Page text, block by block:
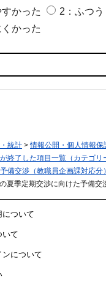
かった
2：ふつう
かった
統計 >情報公開・個人情報保
終了した項目一覧（カテゴリ
備交渉（教職員企画課対応分）
夏季定期交渉に向けた予備交
について
いて
ンについて